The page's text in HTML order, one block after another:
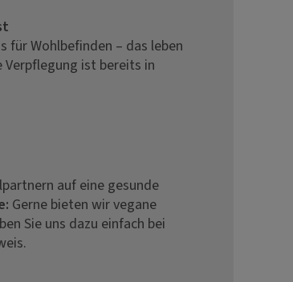
für Wohlbefinden – das leben
Verpflegung ist bereits in
auf eine gesunde
Gerne bieten wir vegane
Sie uns dazu einfach bei